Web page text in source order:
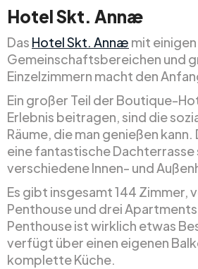
Hotel Skt. Annæ
Das Hotel Skt. Annæ mit einigen
Gemeinschaftsbereichen und
Einzelzimmern macht den
Ein großer Teil der Boutique-
Erlebnis beitragen, sind die
Räume, die man genießen
eine fantastische Dachterrasse
verschiedene Innen- und
Es gibt insgesamt 144 Zimmer,
Penthouse und drei Apartments
Penthouse ist wirklich etwas
verfügt über einen eigenen
komplette Küche.